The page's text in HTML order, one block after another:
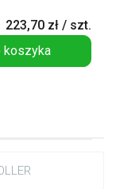
223,70 zł / szt.
koszyka